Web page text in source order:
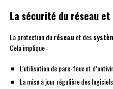
La sécurité du réseau
La protection duréseau et des
Cela implique :
L’utilisation de pare-feux et
La mise à jour régulière des